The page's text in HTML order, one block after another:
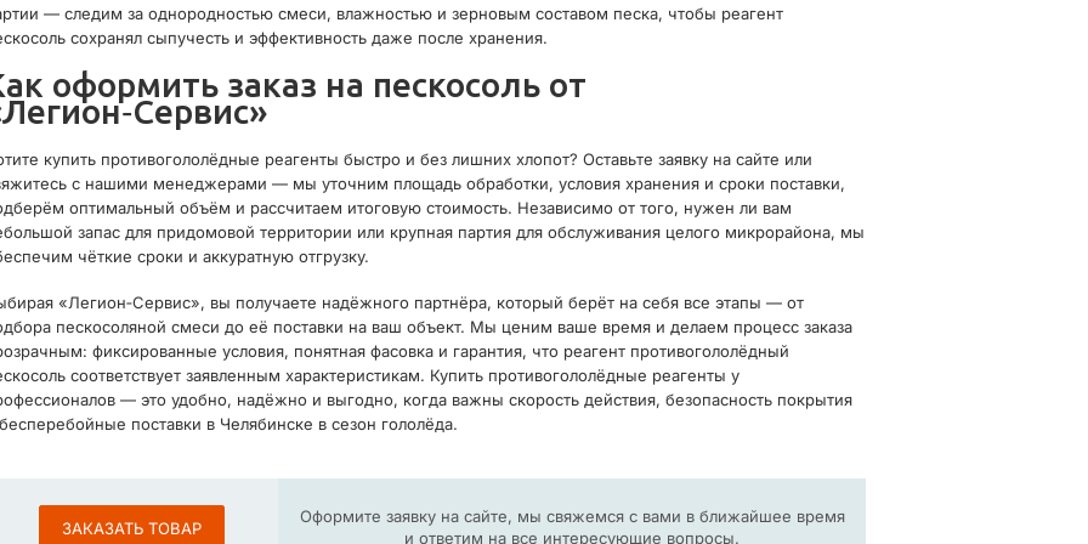
— следим за однородностью смеси, влажностью и зерновым составом песка, чтобы реагент
сохранял сыпучесть и эффективность даже после хранения.
оформить заказ на пескосоль от
купить противогололёдные реагенты быстро и без лишних хлопот? Оставьте заявку на сайте или
с нашими менеджерами — мы уточним площадь обработки, условия хранения и сроки поставки,
оптимальный объём и рассчитаем итоговую стоимость. Независимо от того, нужен ли вам
запас для придомовой территории или крупная партия для обслуживания целого микрорайона, мы
чёткие сроки и аккуратную отгрузку.
«Легион‑Сервис», вы получаете надёжного партнёра, который берёт на себя все этапы — от
пескосоляной смеси до её поставки на ваш объект. Мы ценим ваше время и делаем процесс заказа
фиксированные условия, понятная фасовка и гарантия, что реагент противогололёдный
соответствует заявленным характеристикам. Купить противогололёдные реагенты у
— это удобно, надёжно и выгодно, когда важны скорость действия, безопасность покрытия
поставки в Челябинске в сезон гололёда.
ЗАКАЗАТЬ ТОВАР
Оформите заявку на сайте, мы свяжемся с вами в ближайшее время
и ответим на все интересующие вопросы.